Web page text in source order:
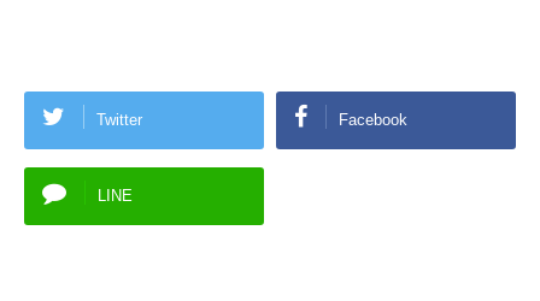
Twitter Facebook
LINE